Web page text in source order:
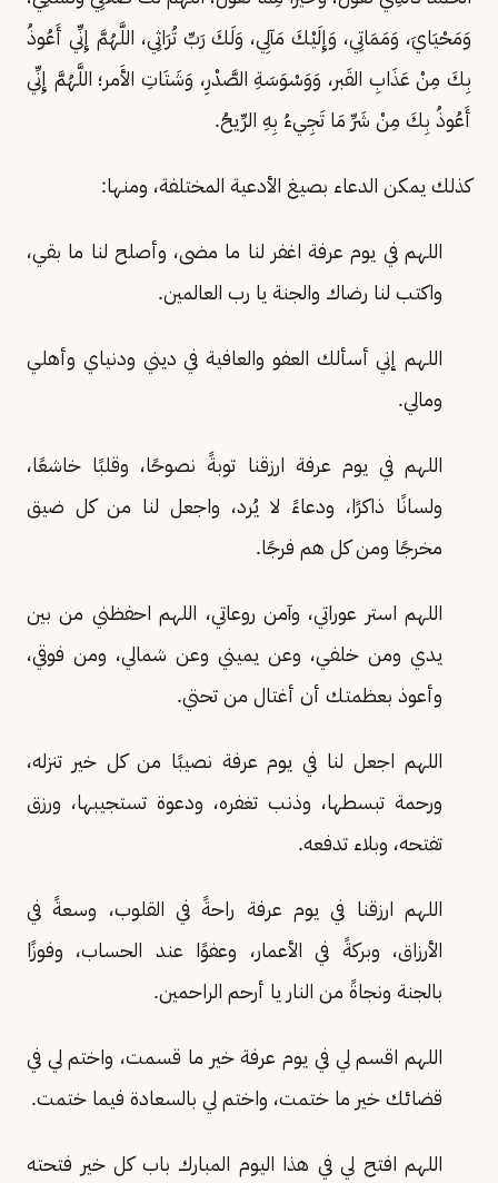
وَمَحْيَايَ، وَمَمَاتِي، وَإِلَيْكَ مَآلِي، وَلَكَ رَبِّ تُرَاثِي، اللَّهُمَّ إِنِّي أَعُوذُ
بِكَ مِنْ عَذَابِ القَبر، وَوَسْوَسَةِ الصَّدْرِ، وَشَتَاتِ الأَمر؛ اللَّهُمَّ إِنِّي
أَعُوذُ بِكَ مِنْ شَرِّ مَا تَجِيءُ بِهِ الرِّيحُ.
كذلك يمكن الدعاء بصيغ الأدعية المختلفة، ومنها:
اللهم في يوم عرفة اغفر لنا ما مضى، وأصلح لنا ما بقي،
واكتب لنا رضاك والجنة يا رب العالمين.
اللهم إني أسألك العفو والعافية في ديني ودنياي وأهلي
ومالي.
اللهم في يوم عرفة ارزقنا توبةً نصوحًا، وقلبًا خاشعًا،
ولسانًا ذاكرًا، ودعاءً لا يُرد، واجعل لنا من كل ضيق
مخرجًا ومن كل هم فرجًا.
اللهم استر عوراتي، وآمن روعاتي، اللهم احفظني من بين
يدي ومن خلفي، وعن يميني وعن شمالي، ومن فوقي،
وأعوذ بعظمتك أن أغتال من تحتي.
اللهم اجعل لنا في يوم عرفة نصيبًا من كل خير تنزله،
ورحمة تبسطها، وذنب تغفره، ودعوة تستجيبها، ورزق
تفتحه، وبلاء تدفعه.
اللهم ارزقنا في يوم عرفة راحةً في القلوب، وسعةً في
الأرزاق، وبركةً في الأعمار، وعفوًا عند الحساب، وفوزًا
بالجنة ونجاةً من النار يا أرحم الراحمين.
اللهم اقسم لي في يوم عرفة خير ما قسمت، واختم لي في
قضائك خير ما ختمت، واختم لي بالسعادة فيما ختمت.
اللهم افتح لي في هذا اليوم المبارك باب كل خير فتحته